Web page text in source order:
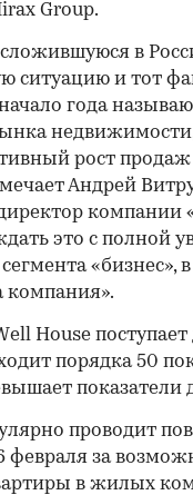
Group.
в
ситуацию и тот
года
рост
Андрей
компании
это с полной
«бизнес»,
компания».
House поступает
порядка 50
показатели
проводит
февраля за
в жилых